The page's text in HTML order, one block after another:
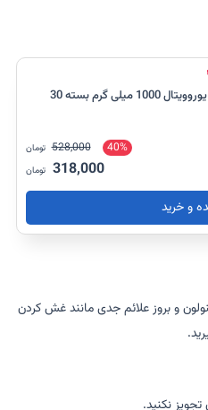
قرص کلاژن یوروویتال 1000 میلی گرم بسته 30
40%
528,000 تومان
318,000 تومان
و خرید
و بروز علائم جدی مانند غش کردن
نکنید.